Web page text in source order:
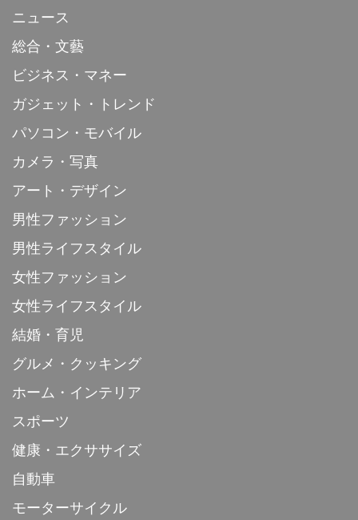
ニュース
総合・文藝
ビジネス・マネー
ガジェット・トレンド
パソコン・モバイル
カメラ・写真
アート・デザイン
男性ファッション
男性ライフスタイル
女性ファッション
女性ライフスタイル
結婚・育児
グルメ・クッキング
ホーム・インテリア
スポーツ
健康・エクササイズ
自動車
モーターサイクル